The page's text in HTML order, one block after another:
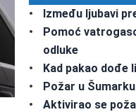
Između ljubavi
Pomoć
odluke
Kad pakao dođe
Požar u
Aktivirao se